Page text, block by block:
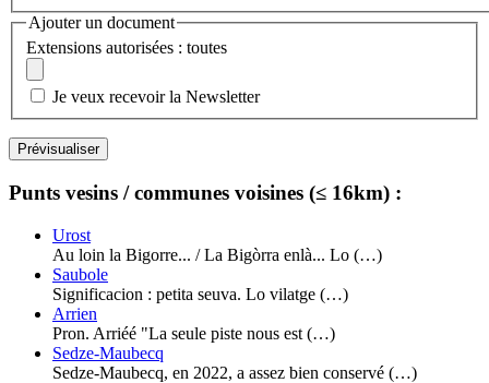
Ajouter un document
Extensions autorisées : toutes
Je veux recevoir la Newsletter
Punts vesins / communes voisines (≤ 16km) :
Urost
Au loin la Bigorre... / La Bigòrra enlà... Lo (…)
Saubole
Significacion : petita seuva. Lo vilatge (…)
Arrien
Pron. Arriéé "La seule piste nous est (…)
Sedze-Maubecq
Sedze-Maubecq, en 2022, a assez bien conservé (…)